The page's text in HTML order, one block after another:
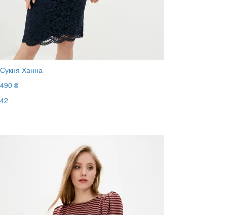
Сукня Ханна
490 ₴
42